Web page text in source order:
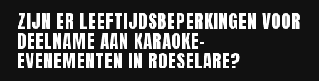
ZIJN ER LEEFTIJDSBEPERKINGEN VOOR
DEELNAME AAN KARAOKE-
EVENEMENTEN IN ROESELARE?